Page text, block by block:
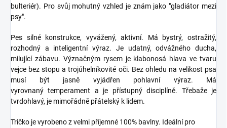
bulteriér). Pro svůj mohutný vzhled je znám jako "gladiátor mezi
psy".
Pes silné konstrukce, vyvážený, aktivní. Má bystrý, ostražitý,
rozhodný a inteligentní výraz. Je udatný, odvážného ducha,
milující zábavu. Význačným rysem je klabonosá hlava ve tvaru
vejce bez stopu a trojúhelníkovité oči. Bez ohledu na velikost psa
musí být jasně vyjádřen pohlavní výraz. Má
vyrovnaný temperament a je přístupný disciplíně. Třebaže je
tvrdohlavý, je mimořádně přátelský k lidem.
Tričko je vyrobeno z velmi příjemné 100% bavlny. Ideální pro